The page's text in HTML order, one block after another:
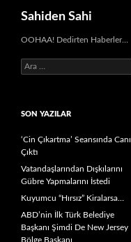
Sahiden Sahi
OOHAA! Dedirten Haberler…
Arama:
SON YAZILAR
‘Cin Çıkartma’ Seansında Canı
Çıktı
Vatandaşlarından Dışkılarını
Gübre Yapmalarını İstedi
Kuyumcu “Hırsız” Kiralarsa…
ABD’nin İlk Türk Belediye
Başkanı Şimdi De New Jersey
Bölge Başkanı